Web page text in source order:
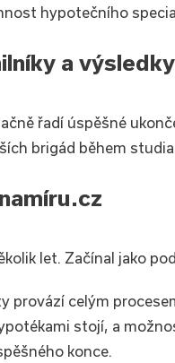
hypotečního
a výsledky
řadí úspěšné
brigád během
let. Začínal jako
provází celým
stojí, a
konce.